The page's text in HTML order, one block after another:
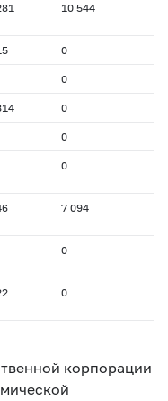
10 544
0
0
0
0
0
7 094
0
0
корпорации